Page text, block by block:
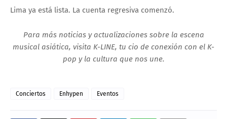
Lima ya está lista. La cuenta regresiva comenzó.
Para más noticias y actualizaciones sobre la escena
musical asiática, visita K-LINE, tu cio de conexión con el K-
pop y la cultura que nos une.
Conciertos Enhypen Eventos